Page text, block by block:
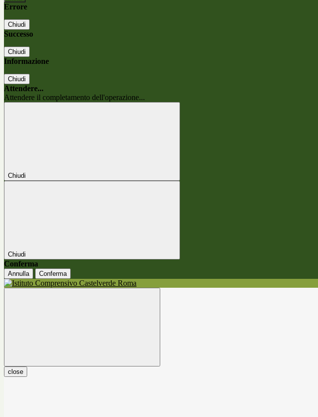
Errore
Chiudi
Successo
Chiudi
Informazione
Chiudi
Attendere...
Attendere il completamento dell'operazione...
Chiudi
Chiudi
Conferma
Annulla Conferma
close